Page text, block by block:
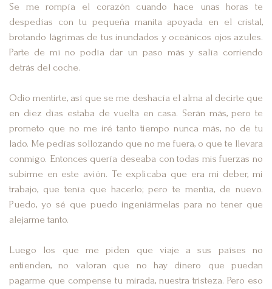
Se me rompía el corazón cuando hace unas horas te
despedías con tu pequeña manita apoyada en el cristal,
brotando lágrimas de tus inundados y oceánicos ojos azules.
Parte de mí no podía dar un paso más y salía corriendo
detrás del coche.
Odio mentirte, así que se me deshacía el alma al decirte que
en diez días estaba de vuelta en casa. Serán más, pero te
prometo que no me iré tanto tiempo nunca más, no de tu
lado. Me pedías sollozando que no me fuera, o que te llevara
conmigo. Entonces quería deseaba con todas mis fuerzas no
subirme en este avión. Te explicaba que era mi deber, mi
trabajo, que tenía que hacerlo; pero te mentía, de nuevo.
Puedo, yo sé que puedo ingeniármelas para no tener que
alejarme tanto.
Luego los que me piden que viaje a sus países no
entienden, no valoran que no hay dinero que puedan
pagarme que compense tu mirada, nuestra tristeza. Pero eso